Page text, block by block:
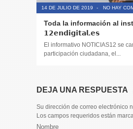
14 DE JULIO DE 2019 - NO HAY
Toda la información al
𝟭𝟮𝗲𝗻𝗱𝗶𝗴𝗶𝘁𝗮𝗹.𝗲𝘀
El informativo NOTICIAS12 se
participación ciudadana, el...
DEJA UNA RESPUESTA
Su dirección de correo electrónico
Los campos requeridos están
Nombre